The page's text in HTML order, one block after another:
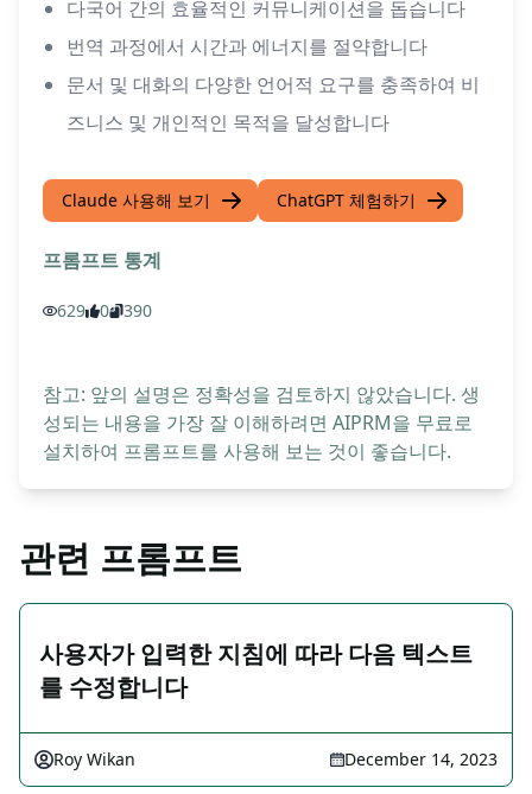
다국어 간의 효율적인 커뮤니케이션을 돕습니다
번역 과정에서 시간과 에너지를 절약합니다
문서 및 대화의 다양한 언어적 요구를 충족하여 비
즈니스 및 개인적인 목적을 달성합니다
Claude 사용해 보기 ChatGPT 체험하기
프롬프트 통계
629 0 390
참고: 앞의 설명은 정확성을 검토하지 않았습니다. 생
성되는 내용을 가장 잘 이해하려면 AIPRM을 무료로
설치하여 프롬프트를 사용해 보는 것이 좋습니다.
관련 프롬프트
사용자가 입력한 지침에 따라 다음 텍스트
를 수정합니다
Roy Wikan December 14, 2023